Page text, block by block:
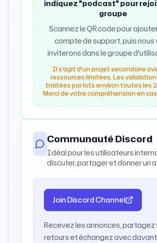
indiquez "podcast" pour
groupe
Scannez le QR code pour
compte de support, puis nous
inviterons dans le groupe
Il s'agit d'un projet secondaire
ressources limitées. Les
traitées par lots environ toutes les
Merci de votre compréhension en
Communauté Discord
Idéal pour les utilisateurs
discuter, partager et donner un
Join Discord Channel
Recevez les annonces, partagez
retours et échangez avec